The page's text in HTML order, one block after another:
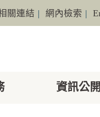
關連結 | 網內檢索 |
資訊公開